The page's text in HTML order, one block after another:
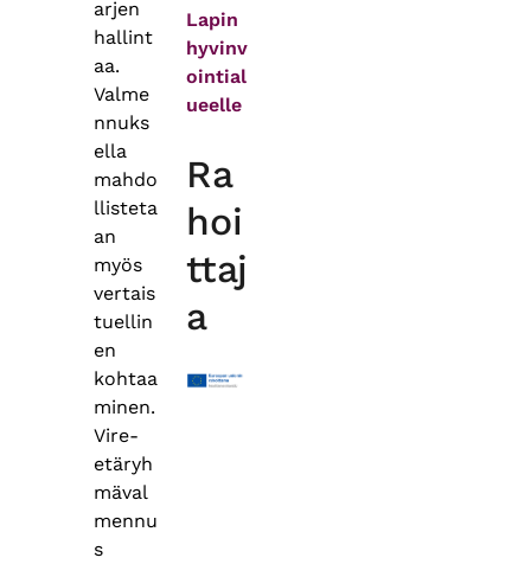
arjen
hallint
aa.
Valme
nnuks
ella
mahdo
llisteta
an
myös
vertais
tuellin
en
kohtaa
minen.
Vire-
etäryh
mäval
mennu
s
Lapin
hyvinv
ointial
ueelle
Ra
hoi
ttaj
a